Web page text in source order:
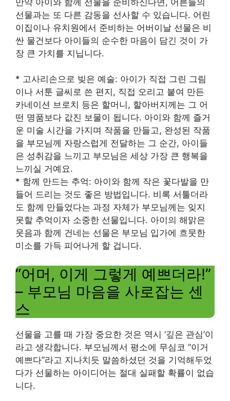
선물과는 또 다른 감동을 선사할 수 있습니다. 어린
이집이나 유치원에서 준비하는 어버이날 선물은 비
싼 물건보다 아이들의 순수한 마음이 담긴 것이 가
장 큰 가치를 지닙니다.
* 고사리손으로 빚은 예술: 아이가 직접 그린 그림
이나 서툰 글씨로 쓴 편지, 직접 오리고 붙여 만든
카네이션 브로치 등은 할머니, 할아버지께는 그 어
떤 명품보다 값진 보물이 됩니다. 아이와 함께 즐거
운 미술 시간을 가지며 작품을 만들고, 완성된 작품
을 부모님께 자랑스럽게 전달하는 그 순간, 아이들
은 성취감을 느끼고 부모님은 세상 가장 큰 행복을
느끼실 거예요.
* 함께 만드는 추억: 아이와 함께 작은 꽃다발을 만
들어 드리는 것도 좋은 방법입니다. 비록 서툴더라
도 함께 만들었다는 과정 자체가 부모님께는 잊지
못할 추억이자 소중한 선물입니다. 아이의 해맑은
웃음과 함께 건네는 선물은 부모님 입가에 흐뭇한
미소를 가득 피어나게 할 겁니다.
“어머, 이게 그렇게 예쁘더라!”
– 부모님 마음을 사로잡는 센
스
선물을 고를 때 가장 중요한 것은 역시 ‘깊은 관심’이
라고 생각합니다. 부모님께서 평소에 무심코 “이거
예쁘다”라고 지나치듯 말씀하셨던 것을 기억해두었
다가 선물하는 아이디어는 절대 실패할 확률이 없습
니다.